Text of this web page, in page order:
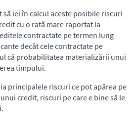
să iei în calcul aceste posibile riscuri
cu o rată mare raportat la
contractate pe termen lung
decât cele contractate pe
că probabilitatea materializării unui
timpului.
principalele riscuri ce pot apărea pe
credit, riscuri pe care e bine să le